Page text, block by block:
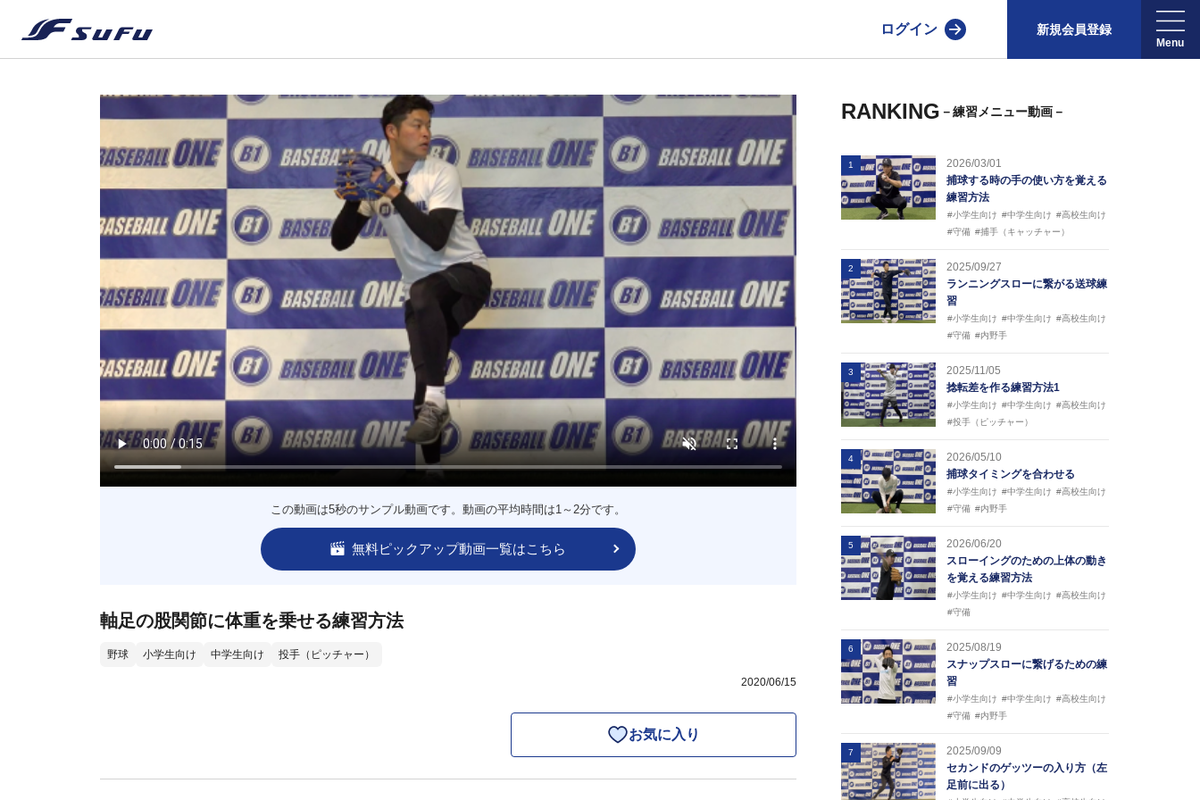
ログイン 新規会員登録
この動画は5秒のサンプル動画です。動画の平均時間は1～2分です。
無料ピックアップ動画一覧はこちら
軸足の股関節に体重を乗せる練習方法
野球 小学生向け 中学生向け 投手（ピッチャー）
2020/06/15
お気に入り
RANKING －練習メニュー動画－
1
2026/03/01
捕球する時の手の使い方を覚える
練習方法
#小学生向け #中学生向け #高校生向け
#守備 #捕手（キャッチャー）
2
2025/09/27
ランニングスローに繋がる送球練
習
#小学生向け #中学生向け #高校生向け
#守備 #内野手
3
2025/11/05
捻転差を作る練習方法1
#小学生向け #中学生向け #高校生向け
#投手（ピッチャー）
4
2026/05/10
捕球タイミングを合わせる
#小学生向け #中学生向け #高校生向け
#守備 #内野手
5
2026/06/20
スローイングのための上体の動き
を覚える練習方法
#小学生向け #中学生向け #高校生向け
#守備
6
2025/08/19
スナップスローに繋げるための練
習
#小学生向け #中学生向け #高校生向け
#守備 #内野手
7
2025/09/09
セカンドのゲッツーの入り方（左
足前に出る）